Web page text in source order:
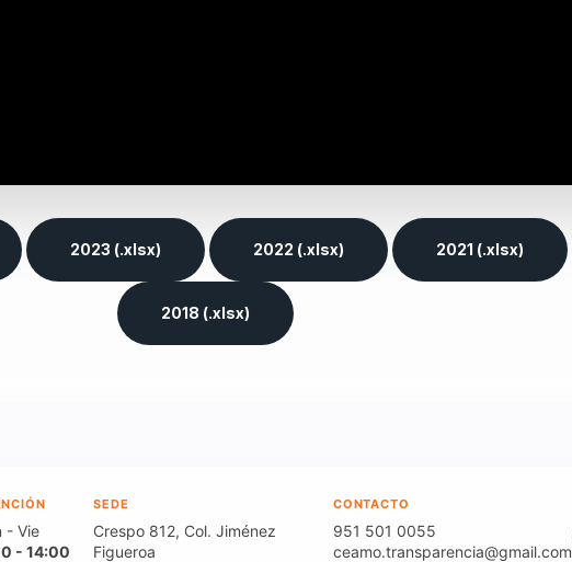
2023 (.xlsx) 2022 (.xlsx) 2021 (.xlsx)
2018 (.xlsx)
- Vie
- 14:00
SEDE
Crespo 812, Col. Jiménez
Figueroa
CONTACTO
951 501 0055
ceamo.transparencia@gmail.com